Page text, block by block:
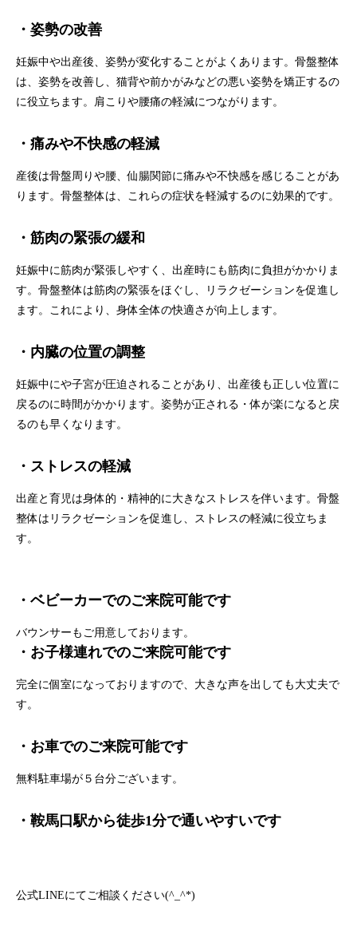
・姿勢の改善
妊娠中や出産後、姿勢が変化することがよくあります。骨盤整体
は、姿勢を改善し、猫背や前かがみなどの悪い姿勢を矯正するの
に役立ちます。肩こりや腰痛の軽減につながります。
・痛みや不快感の軽減
産後は骨盤周りや腰、仙腸関節に痛みや不快感を感じることがあ
ります。骨盤整体は、これらの症状を軽減するのに効果的です。
・筋肉の緊張の緩和
妊娠中に筋肉が緊張しやすく、出産時にも筋肉に負担がかかりま
す。骨盤整体は筋肉の緊張をほぐし、リラクゼーションを促進し
ます。これにより、身体全体の快適さが向上します。
・内臓の位置の調整
妊娠中にや子宮が圧迫されることがあり、出産後も正しい位置に
戻るのに時間がかかります。姿勢が正される・体が楽になると戻
るのも早くなります。
・ストレスの軽減
出産と育児は身体的・精神的に大きなストレスを伴います。骨盤
整体はリラクゼーションを促進し、ストレスの軽減に役立ちま
す。
・ベビーカーでのご来院可能です
バウンサーもご用意しております。
・お子様連れでのご来院可能です
完全に個室になっておりますので、大きな声を出しても大丈夫で
す。
・お車でのご来院可能です
無料駐車場が５台分ございます。
・鞍馬口駅から徒歩1分で通いやすいです
公式LINEにてご相談ください(^_^*)